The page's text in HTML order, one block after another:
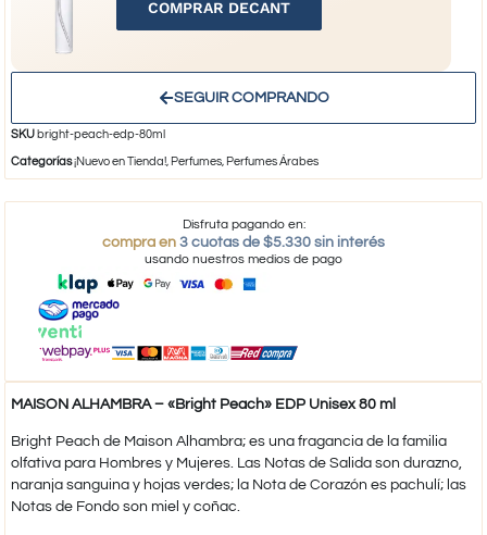
COMPRAR DECANT
SEGUIR COMPRANDO
SKU bright-peach-edp-80ml
Categorías¡Nuevo en Tienda!, Perfumes, Perfumes Árabes
Disfruta pagando en:
compra en 3 cuotas de $5.330 sin interés
usando nuestros medios de pago
MAISON ALHAMBRA – «Bright Peach» EDP Unisex 80 ml
Bright Peach de Maison Alhambra; es una fragancia de la familia
olfativa para Hombres y Mujeres. Las Notas de Salida son durazno,
naranja sanguina y hojas verdes; la Nota de Corazón es pachulí; las
Notas de Fondo son miel y coñac.